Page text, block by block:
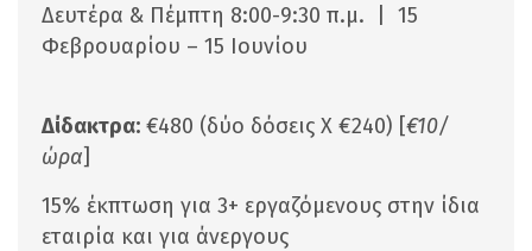
Δευτέρα & Πέμπτη 8:00-9:30 π.μ. | 15
Φεβρουαρίου – 15 Ιουνίου
Δίδακτρα: €480 (δύο δόσεις Χ €240) [€10/
ώρα]
15% έκπτωση για 3+ εργαζόμενους στην ίδια
εταιρία και για άνεργους